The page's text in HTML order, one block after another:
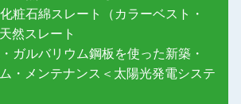
粧石綿スレート（カラーベスト・
然スレート
ガルバリウム鋼板を使った新築・
・メンテナンス＜太陽光発電システ